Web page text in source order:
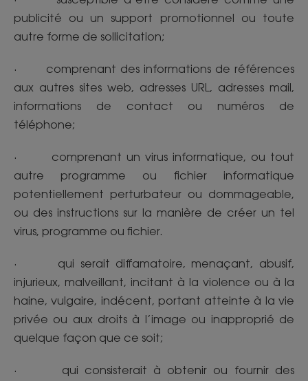
publicité ou un support promotionnel ou toute
autre forme de sollicitation;
· comprenant des informations de références
aux autres sites web, adresses URL, adresses mail,
informations de contact ou numéros de
téléphone;
· comprenant un virus informatique, ou tout
autre programme ou fichier informatique
potentiellement perturbateur ou dommageable,
ou des instructions sur la manière de créer un tel
virus, programme ou fichier.
· qui serait diffamatoire, menaçant, abusif,
injurieux, malveillant, incitant à la violence ou à la
haine, vulgaire, indécent, portant atteinte à la vie
privée ou aux droits à l’image ou inapproprié de
quelque façon que ce soit;
· qui consisterait à obtenir ou fournir des